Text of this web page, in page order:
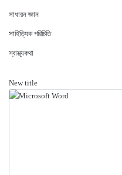
সাধারন জ্ঞান
সাহিত্যিক পরিচিতি
স্বাস্থ্যকথা
New title